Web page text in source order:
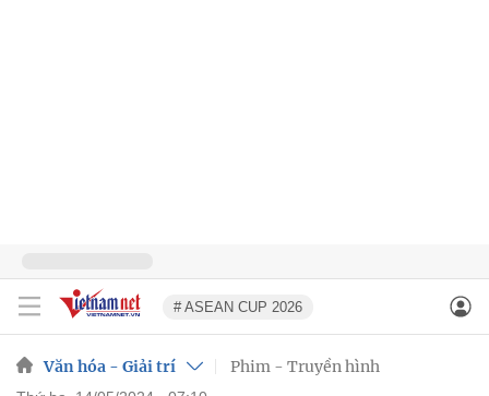
# ASEAN CUP 2026
Văn hóa - Giải trí Phim - Truyền hình